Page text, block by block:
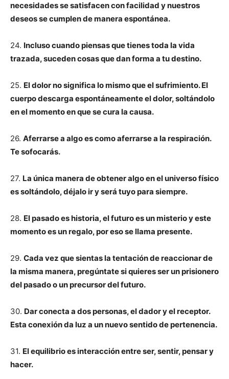
necesidades se satisfacen con facilidad y nuestros
deseos se cumplen de manera espontánea.
24. Incluso cuando piensas que tienes toda la vida
trazada, suceden cosas que dan forma a tu destino.
25. El dolor no significa lo mismo que el sufrimiento. El
cuerpo descarga espontáneamente el dolor, soltándolo
en el momento en que se cura la causa.
26. Aferrarse a algo es como aferrarse a la respiración.
Te sofocarás.
27. La única manera de obtener algo en el universo físico
es soltándolo, déjalo ir y será tuyo para siempre.
28. El pasado es historia, el futuro es un misterio y este
momento es un regalo, por eso se llama presente.
29. Cada vez que sientas la tentación de reaccionar de
la misma manera, pregúntate si quieres ser un prisionero
del pasado o un precursor del futuro.
30. Dar conecta a dos personas, el dador y el receptor.
Esta conexión da luz a un nuevo sentido de pertenencia.
31. El equilibrio es interacción entre ser, sentir, pensar y
hacer.